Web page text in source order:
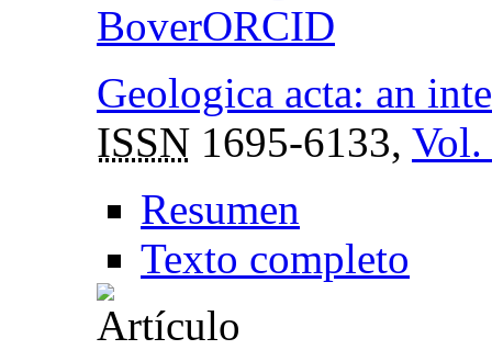
Bover
Geologica acta: an
ISSN 1695-6133, Vol.
Resumen
Texto completo